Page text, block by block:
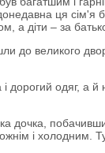
ця сім'я
а діти – за
до великого
одяг, а й
дочка,
і холодним.